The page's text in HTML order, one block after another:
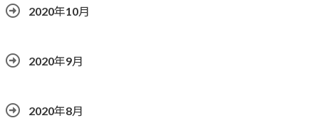
2020年10月
2020年9月
2020年8月